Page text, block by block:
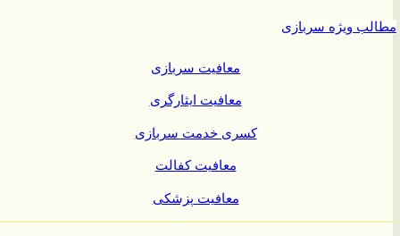
ویژه سربازی
معافیت سربازی
معافیت ایثارگری
کسری خدمت سربازی
معافیت کفالت
معافیت پزشکی